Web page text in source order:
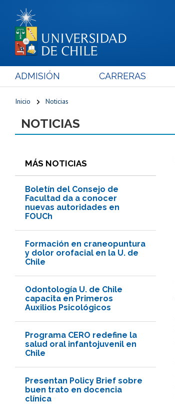
ADMISIÓN CARRERAS
Inicio Noticias
NOTICIAS
MÁS NOTICIAS
Boletín del Consejo de
Facultad da a conocer
nuevas autoridades en
FOUCh
Formación en craneopuntura
y dolor orofacial en la U. de
Chile
Odontología U. de Chile
capacita en Primeros
Auxilios Psicológicos
Programa CERO redefine la
salud oral infantojuvenil en
Chile
Presentan Policy Brief sobre
buen trato en docencia
clínica